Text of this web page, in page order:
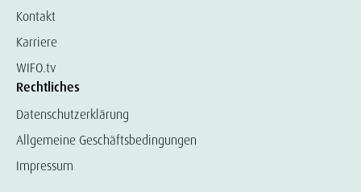
Kontakt
Karriere
WIFO.tv
Rechtliches
Datenschutzerklärung
Allgemeine Geschäftsbedingungen
Impressum